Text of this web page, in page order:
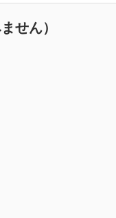
せん）